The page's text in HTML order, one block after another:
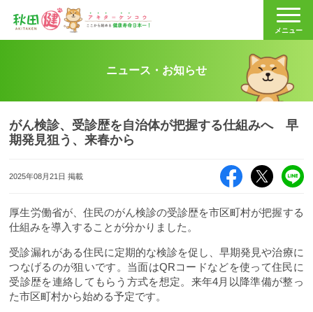
メニュー
ニュース・お知らせ
がん検診、受診歴を自治体が把握する仕組みへ 早
期発見狙う、来春から
2025年08月21日 掲載
Facebook X（旧
厚生労働省が、住民のがん検診の受診歴を市区町村が把握する
仕組みを導入することが分かりました。
受診漏れがある住民に定期的な検診を促し、早期発見や治療に
つなげるのが狙いです。当面はQRコードなどを使って住民に
受診歴を連絡してもらう方式を想定。来年4月以降準備が整っ
た市区町村から始める予定です。